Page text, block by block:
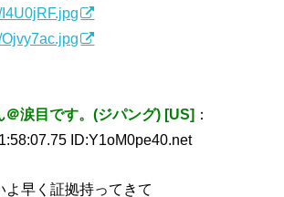
＠涙目です。(ジパング) [US] ：
ID:Y1oM0pe40.net
よ早く証拠持ってきて